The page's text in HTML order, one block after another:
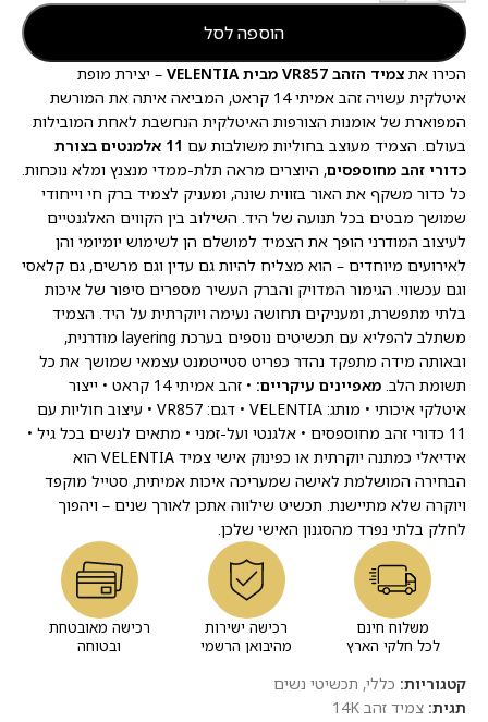
הוספה לסל
הכירו את צמיד הזהב VR857 מבית VELENTIA
– יצירת מופת
איטלקית עשויה זהב אמיתי 14 קראט, המביאה איתה את המורשת
המפוארת של אומנות הצורפות האיטלקית הנחשבת לאחת המובילות
בעולם. הצמיד מעוצב בחוליות משולבות עם
11 אלמנטים בצורת
כדורי זהב מחוספסים, היוצרים מראה תלת-ממדי מנצנץ ומלא נוכחות.
כל כדור משקף את האור בזווית שונה, ומעניק לצמיד ברק חי וייחודי
שמושך מבטים בכל תנועה של היד. השילוב בין הקווים האלגנטיים
לעיצוב המודרני הופך את הצמיד למושלם הן לשימוש יומיומי והן
לאירועים מיוחדים – הוא מצליח להיות גם עדין וגם מרשים, גם קלאסי
וגם עכשווי. הגימור המדויק והברק העשיר מספרים סיפור של איכות
בלתי מתפשרת, ומעניקים תחושה נעימה ויוקרתית על היד. הצמיד
משתלב להפליא עם תכשיטים נוספים בערכת layering מודרנית,
ובאותה מידה מתפקד נהדר כפריט סטייטמנט עצמאי שמושך את כל
תשומת הלב. מאפיינים עיקריים:
• זהב אמיתי 14 קראט • ייצור
איטלקי איכותי • מותג: VELENTIA • דגם: VR857 • עיצוב חוליות עם
11 כדורי זהב מחוספסים • אלגנטי ועל-זמני • מתאים לנשים בכל גיל •
אידיאלי כמתנה יוקרתית או כפינוק אישי צמיד VELENTIA הוא
הבחירה המושלמת לאישה שמעריכה איכות אמיתית, סטייל מוקפד
ויוקרה שלא מתיישנת. תכשיט שילווה אתכן לאורך שנים – ויהפוך
לחלק בלתי נפרד מהסגנון האישי שלכן.
משלוח חינם
לכל חלקי הארץ
רכישה ישירות
מהיבואן הרשמי
רכישה מאובטחת
ובטוחה
קטגוריות: כללי, תכשיטי נשים
תגית: צמיד זהב 14K